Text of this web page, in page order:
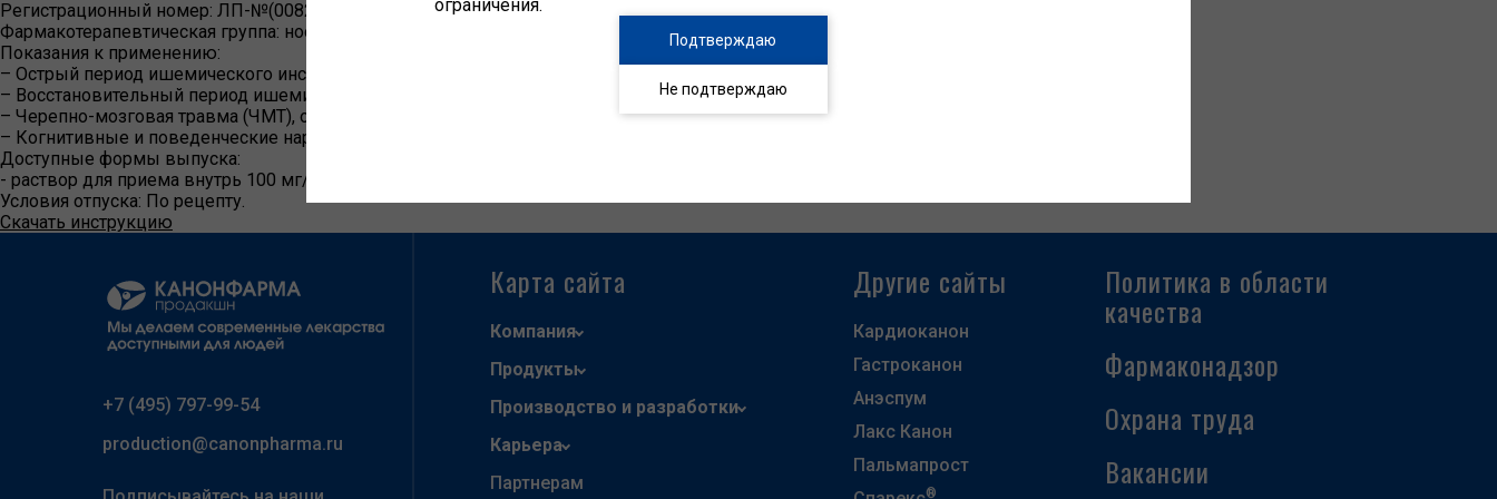
Регистрационный номер: ЛП-№(008256)-(РГ-RU)
Фармакотерапевтическая группа: ноотропное средство
Показания к применению:
– Острый период ишемического инсульта (в составе комплексной терапии).
– Восстановительный период ишемического и геморрагического инсультов.
– Черепно-мозговая травма (ЧМТ), острый (в составе комплексной терапии) и восстановительный период.
– Когнитивные и поведенческие нарушения при дегенеративных и сосудистых заболеваниях головного мозга.
Доступные формы выпуска:
- раствор для приема внутрь 100 мг/мл 10 мл - пакеты № 10
Условия отпуска: По рецепту.
Скачать инструкцию
ограничения.
Подтверждаю
Не подтверждаю
+7 (495) 797-99-54
production@canonpharma.ru
Карта сайта
Компания
Продукты
Производство и разработки
Карьера
Партнерам
Другие сайты
Кардиоканон
Гастроканон
Анэспум
Лакс Канон
Пальмапрост
®
Политика в области
качества
Фармаконадзор
Охрана труда
Вакансии